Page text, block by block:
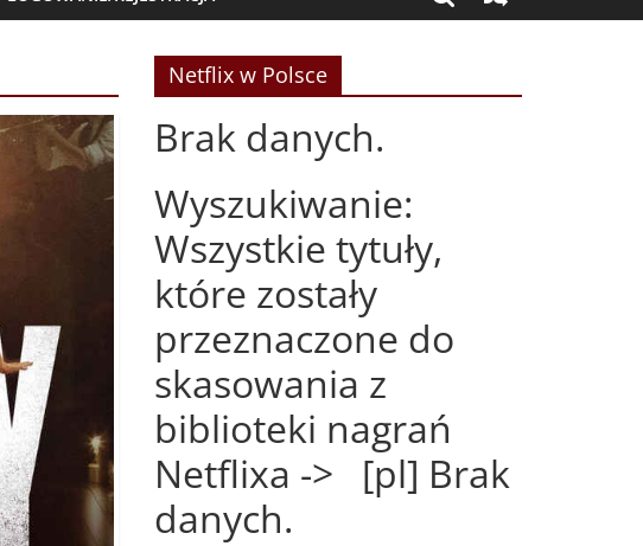
Netflix w Polsce
Brak danych.
Wyszukiwanie:
Wszystkie tytuły,
które zostały
przeznaczone do
skasowania z
biblioteki nagrań
Netflixa -> [pl] Brak
danych.